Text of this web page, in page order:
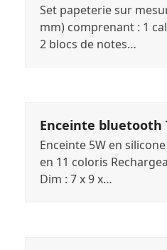
Set papeterie sur
mm) comprenant : 1
2 blocs de notes…
Enceinte bluetooth
Enceinte 5W en
en 11 coloris
Dim : 7 x 9 x…